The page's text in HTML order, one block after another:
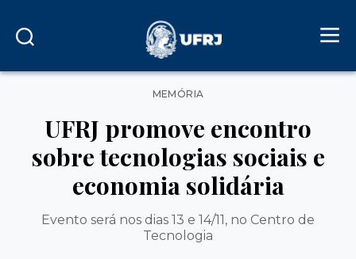
Categorias
MEMÓRIA
UFRJ promove encontro
sobre tecnologias sociais e
economia solidária
Evento será nos dias 13 e 14/11, no Centro de
Tecnologia